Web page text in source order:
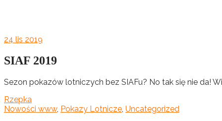
24 lis 2019
SIAF 2019
Sezon pokazów lotniczych bez SIAFu? No tak się nie da!
Rzepka
Nowości www, Pokazy Lotnicze, Uncategorized